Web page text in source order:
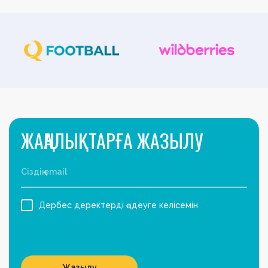
ЖАҢАЛЫҚТАРҒА ЖАЗЫЛУ
Дербес деректерді өңдеуге келісемін